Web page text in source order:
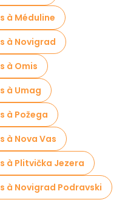
à Méduline
à Novigrad
à Omis
à Umag
à Požega
à Nova Vas
à Plitvička Jezera
à Novigrad Podravski